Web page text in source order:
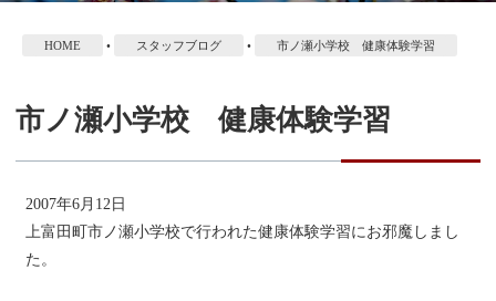
HOME • スタッフブログ • 市ノ瀬小学校 健康体験学習
市ノ瀬小学校 健康体験学習
2007年6月12日
上富田町市ノ瀬小学校で行われた健康体験学習にお邪魔しまし
た。